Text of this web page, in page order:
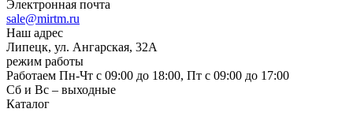
Электронная почта
sale@mirtm.ru
Наш адрес
Липецк, ул. Ангарская, 32А
режим работы
Работаем Пн-Чт с 09:00 до 18:00, Пт с 09:00 до 17:00
Сб и Вс – выходные
Каталог